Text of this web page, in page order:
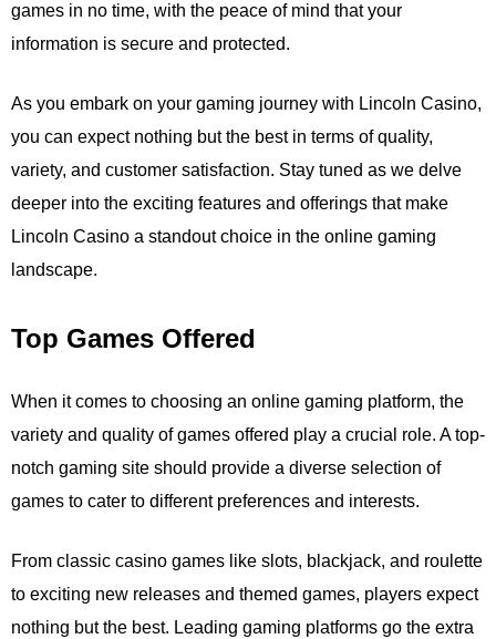
games in no time, with the peace of mind that your
information is secure and protected.
As you embark on your gaming journey with Lincoln Casino,
you can expect nothing but the best in terms of quality,
variety, and customer satisfaction. Stay tuned as we delve
deeper into the exciting features and offerings that make
Lincoln Casino a standout choice in the online gaming
landscape.
Top Games Offered
When it comes to choosing an online gaming platform, the
variety and quality of games offered play a crucial role. A top-
notch gaming site should provide a diverse selection of
games to cater to different preferences and interests.
From classic casino games like slots, blackjack, and roulette
to exciting new releases and themed games, players expect
nothing but the best. Leading gaming platforms go the extra